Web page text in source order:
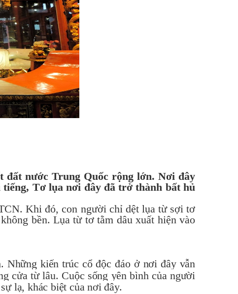
đất nước Trung Quốc rộng lớn. Nơi đây
tiếng, Tơ lụa nơi đây đã trở thành bất hủ
Khi đó, con người chỉ dệt lụa từ sợi tơ
bền. Lụa từ tơ tằm dâu xuất hiện vào
Những kiến ​​trúc cổ độc đáo ở nơi đây vẫn
cửa từ lâu. Cuộc sống yên bình của người
lạ, khác biệt của nơi đây.